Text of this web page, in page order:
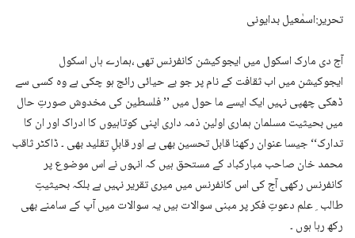
تحریر:اسمٰعیل بدایونی
آج دی مارک اسکول میں ایجوکیشن کانفرنس تھی ،ہمارے ہاں اسکول
ایجوکیشن میں اب ثقافت کے نام پر جو بے حیائی رائج ہو چکی ہے وہ کسی سے
ڈھکی چھپی نہیں ایک ایسے ما حول میں ’’ فلسطین کی مخدوش صورتِ حال
میں بحیثیت مسلمان ہماری اولین ذمہ داری اپنی کوتاہیوں کا ادراک اور ان کا
تدارک‘‘ جیسا عنوان رکھنا قابل تحسین بھی ہے اور قابلِ تقلید بھی ۔ ڈاکٹر ثاقب
محمد خان صاحب مبارکباد کے مستحق ہیں کہ انہوں نے اس موضوع پر
کانفرنس رکھی آج کی اس کانفرنس میں میری تقریر نہیں ہے بلکہ بحیثیتِ
طالب ِعلم دعوتِ فکر پر مبنی سوالات ہیں یہ سوالات میں آپ کے سامنے بھی
رکھ رہا ہوں ۔